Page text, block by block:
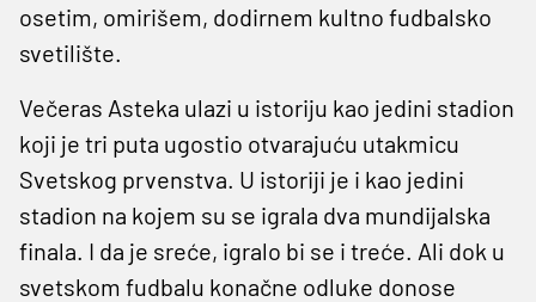
osetim, omirišem, dodirnem kultno fudbalsko
svetilište.
Večeras Asteka ulazi u istoriju kao jedini stadion
koji je tri puta ugostio otvarajuću utakmicu
Svetskog prvenstva. U istoriji je i kao jedini
stadion na kojem su se igrala dva mundijalska
finala. I da je sreće, igralo bi se i treće. Ali dok u
svetskom fudbalu konačne odluke donose